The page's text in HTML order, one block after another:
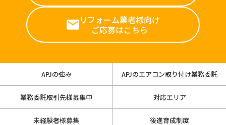
リフォーム業者様向け
ご応募はこちら
APJの強み APJのエアコン取り付け業務委託
業務委託取引先様募集中 対応エリア
未経験者様募集 後進育成制度